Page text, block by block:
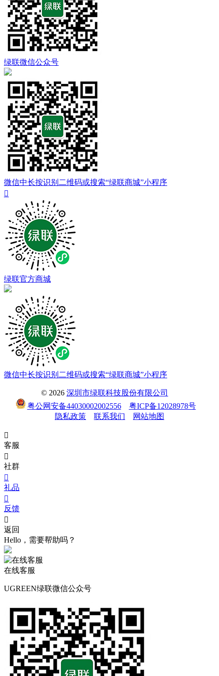
绿联微信公众号
微信中长按识别二维码或搜索“绿联商城”小程序

绿联官方商城
微信中长按识别二维码或搜索“绿联商城”小程序
© 2026 深圳市绿联科技股份有限公司
粤公网安备44030002002556
粤ICP备12028978号
隐私政策
联系我们 网站地图

客服

社群

礼品

反馈

返回
Hello，需要帮助吗？
在线客服
UGREEN绿联微信公众号